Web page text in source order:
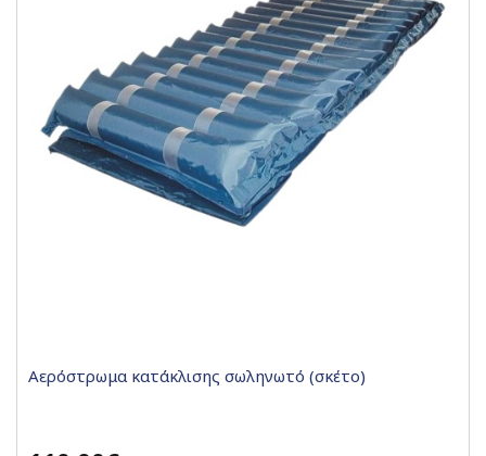
Αερόστρωμα κατάκλισης σωληνωτό (σκέτο)